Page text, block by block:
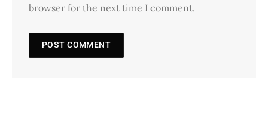
browser for the next time I comment.